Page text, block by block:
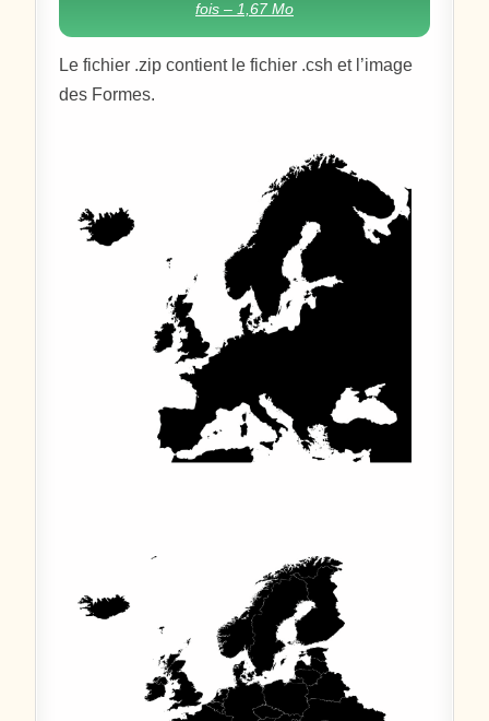
fois – 1,67 Mo
Le fichier .zip contient le fichier .csh et l’image
des Formes.